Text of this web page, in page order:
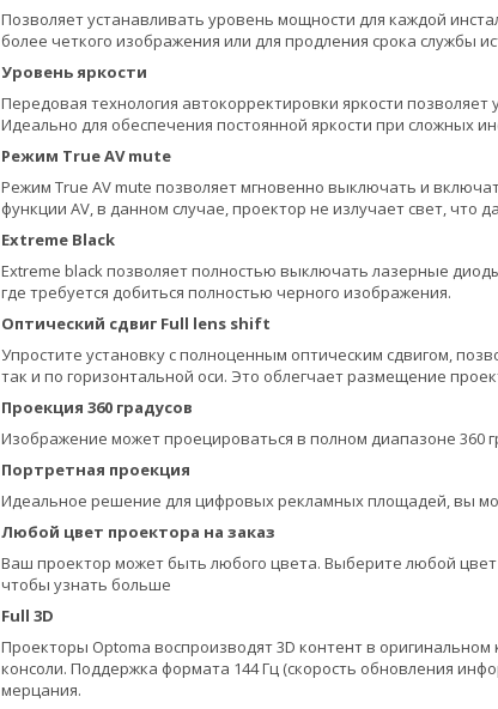
Позволяет устанавливать уровень мощности для каждой
более четкого изображения или для продления срока службы
Уровень яркости
Передовая технология автокорректировки яркости
Идеально для обеспечения постоянной яркости при сложных
Режим True AV mute
Режим True AV mute позволяет мгновенно выключать и
функции AV, в данном случае, проектор не излучает свет, что
Extreme Black
Extreme black позволяет полностью выключать лазерные
где требуется добиться полностью черного изображения.
Оптический сдвиг Full lens shift
Упростите установку с полноценным оптическим сдвигом,
так и по горизонтальной оси. Это облегчает размещение
Проекция 360 градусов
Изображение может проецироваться в полном диапазоне 360
Портретная проекция
Идеальное решение для цифровых рекламных площадей, вы
Любой цвет проектора на заказ
Ваш проектор может быть любого цвета. Выберите любой
чтобы узнать больше
Full 3D
Проекторы Optoma воспроизводят 3D контент в
консоли. Поддержка формата 144 Гц (скорость обновления
мерцания.